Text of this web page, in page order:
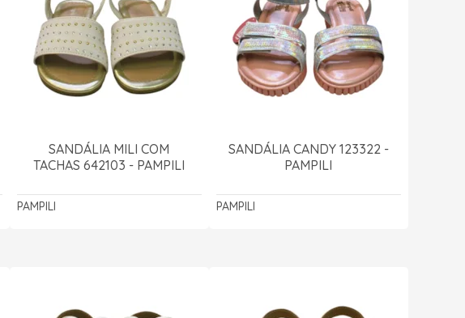
SANDÁLIA MILI COM
TACHAS 642103 - PAMPILI
PAMPILI
SANDÁLIA CANDY 123322 -
PAMPILI
PAMPILI